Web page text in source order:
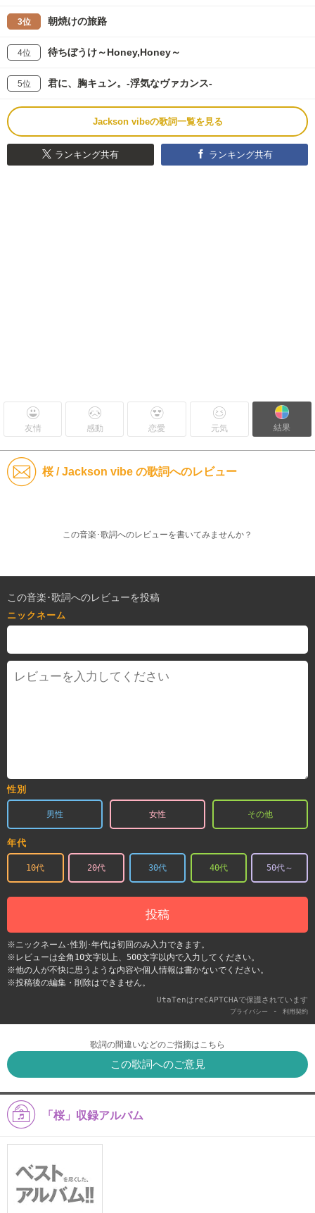
3位 朝焼けの旅路
4位 待ちぼうけ～Honey,Honey～
5位 君に、胸キュン。-浮気なヴァカンス-
Jackson vibeの歌詞一覧を見る
ランキング共有 ランキング共有
友情 感動 恋愛 元気 結果
桜 / Jackson vibe の歌詞へのレビュー
この音楽･歌詞へのレビューを書いてみませんか？
この音楽･歌詞へのレビューを投稿
ニックネーム
性別
男性 女性 その他
年代
10代 20代 30代 40代 50代～
投稿
※ニックネーム･性別･年代は初回のみ入力できます。
※レビューは全角10文字以上、500文字以内で入力してください。
※他の人が不快に思うような内容や個人情報は書かないでください。
※投稿後の編集・削除はできません。
UtaTenはreCAPTCHAで保護されています
プライバシー - 利用契約
歌詞の間違いなどのご指摘はこちら
この歌詞へのご意見
「桜」収録アルバム